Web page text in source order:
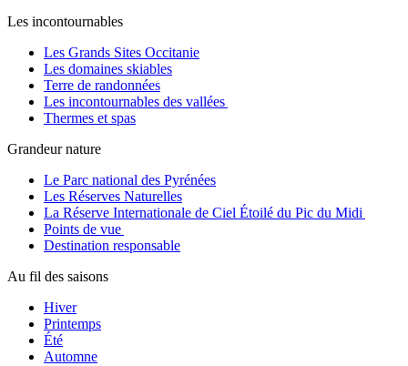
Les incontournables
Les Grands Sites Occitanie
Les domaines skiables
Terre de randonnées
Les incontournables des vallées
Thermes et spas
Grandeur nature
Le Parc national des Pyrénées
Les Réserves Naturelles
La Réserve Internationale de Ciel Étoilé du Pic du Midi
Points de vue
Destination responsable
Au fil des saisons
Hiver
Printemps
Été
Automne